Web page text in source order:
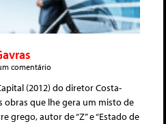
comentário
(2012) do diretor Costa-
obras que lhe gera um misto de
grego, autor de “Z” e “Estado de